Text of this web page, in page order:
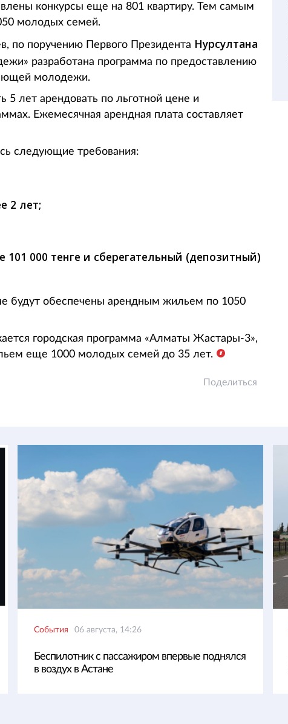
конкурсы еще на 801 квартиру. Тем самым
молодых семей.
по поручению Первого Президента Нурсултана
разработана программа по предоставлению
молодежи.
5 лет арендовать по льготной цене и
Ежемесячная арендная плата составляет
следующие требования:
2 лет;
000 тенге и сберегательный (депозитный)
будут обеспечены арендным жильем по 1050
городская программа «Алматы Жастары-3»,
еще 1000 молодых семей до 35 лет.
Поделиться
События 06 августа, 14:26
Беспилотник с пассажиром впервые поднялся
в воздух в Астане